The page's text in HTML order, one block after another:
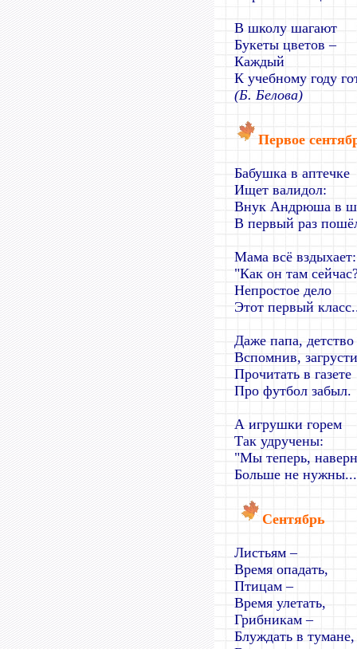
В школу шагают
Букеты цветов –
Каждый
К учебному году
(Б. Белова)
Первое
Бабушка в аптечке
Ищет валидол:
Внук Андрюша в
В первый раз
Мама всё вздыхает:
"Как он там
Непростое дело
Этот первый
Даже папа, детство
Вспомнив,
Прочитать в газете
Про футбол забыл.
А игрушки горем
Так удручены:
"Мы теперь,
Больше не
Сентябрь
Листьям –
Время опадать,
Птицам –
Время улетать,
Грибникам –
Блуждать в тумане,